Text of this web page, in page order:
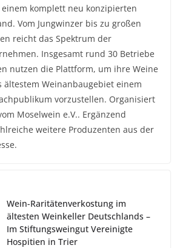
komplett neu konzipierten
Vom Jungwinzer bis zu großen
reicht das Spektrum der
Insgesamt rund 30 Betriebe
nutzen die Plattform, um ihre Weine
ältestem Weinanbaugebiet einem
vorzustellen. Organisiert
Moselwein e.V.. Ergänzend
weitere Produzenten aus der
Wein-Raritätenverkostung im
ältesten Weinkeller Deutschlands –
Im Stiftungsweingut Vereinigte
Hospitien in Trier